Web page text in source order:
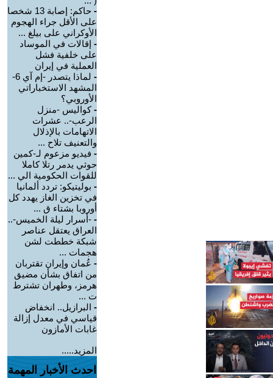
-
حاكم: إصابة 13 شخصا
على الأقل جراء الهجوم
الأوكراني على بيلغ ...
- إقالات في الموساد
على خلفية فشل
العملية في إيران
-
لماذا يتصدر -إم آي 6-
المشهد الاستخباراتي
الأوروبي؟
-كواليس -منزل
الرعب-.. عشرات
الاتهامات بالإذلال
والتعنيف تلاح ...
- فيديو مزعوم لـ-كمين
حوثي يدمر رتلا كاملا
للقوات الحكومية الي ...
- بوليتيكو: تردد ألمانيا
في تخزين الغاز يهدد كل
أوروبا بشتاء ق ...
- -أسرار ليلة الخميس-..
العراق يعتقل عناصر
شبكة خططت لشن
هجمات ...
- عُمان وإيران تقتربان
من اتفاق بشأن مضيق
هرمز، وطهران تشترط
ت ...
- البرازيل.. انخفاض
قياسي في معدل إزالة
غابات الأمازون
المزيد.....
احدث الأخبار المهمة